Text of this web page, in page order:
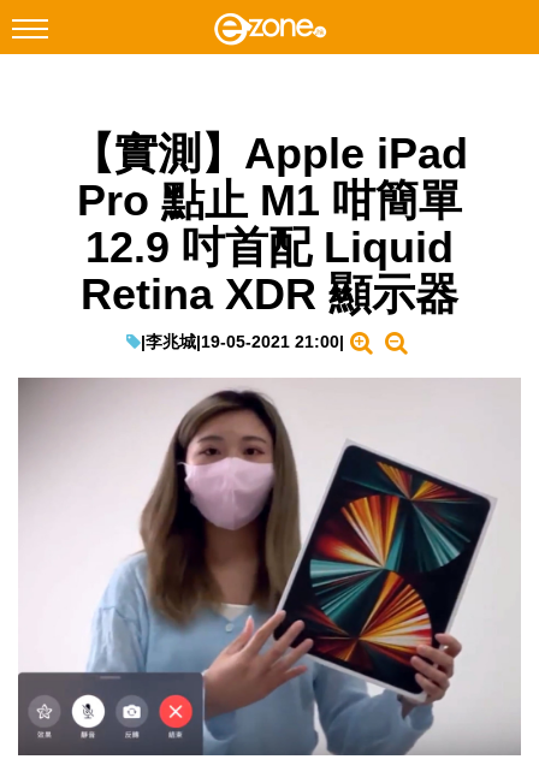
Facebook Instagram
科技焦點
網絡生活
EduTech
生成式AI與雲端應用
Enterprise Digital Transformation
【實測】Apple iPad
Pro 點止 M1 咁簡單
12.9 吋首配 Liquid
Retina XDR 顯示器
|李兆城|19-05-2021 21:00|